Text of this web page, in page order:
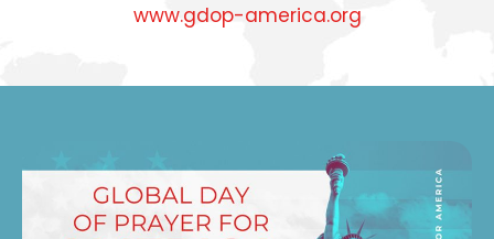
www.gdop-america.org